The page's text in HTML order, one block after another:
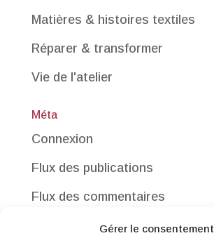
Gérer le consentement
Matières & histoires textiles
Réparer & transformer
Vie de l'atelier
Méta
Connexion
Flux des publications
Flux des commentaires
Site de WordPress-FR